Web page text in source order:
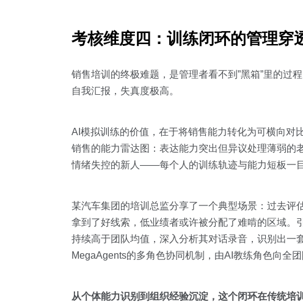
考核维度四：训练闭环的管理穿
销售培训的终极难题，是管理者看不到”黑箱”里的
自我汇报，失真度极高。
AI模拟训练的价值，在于将销售能力转化为可横向对
销售的能力雷达图：表达能力突出但异议处理薄弱
情绪失控的新人——每个人的训练轨迹与能力短板一目
某汽车集团的培训总监分享了一个典型场景：过去
拿到了好线索，低业绩者或许被分配了难啃的区域。
持续高于团队均值，深入分析其对话录音，识别出
MegaAgents的多角色协同机制，由AI教练角色向全团
从个体能力识别到组织经验沉淀，这个闭环在传统培